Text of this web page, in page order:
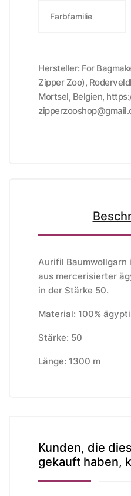
Farbfamilie
Hersteller: For
Zipper Zoo),
Mortsel, Belgien,
Aurifil Baumwollgarn
aus mercerisierter
in der Stärke 50.
Material: 100%
Stärke: 50
Länge: 1300 m
Kunden, die
gekauft haben,